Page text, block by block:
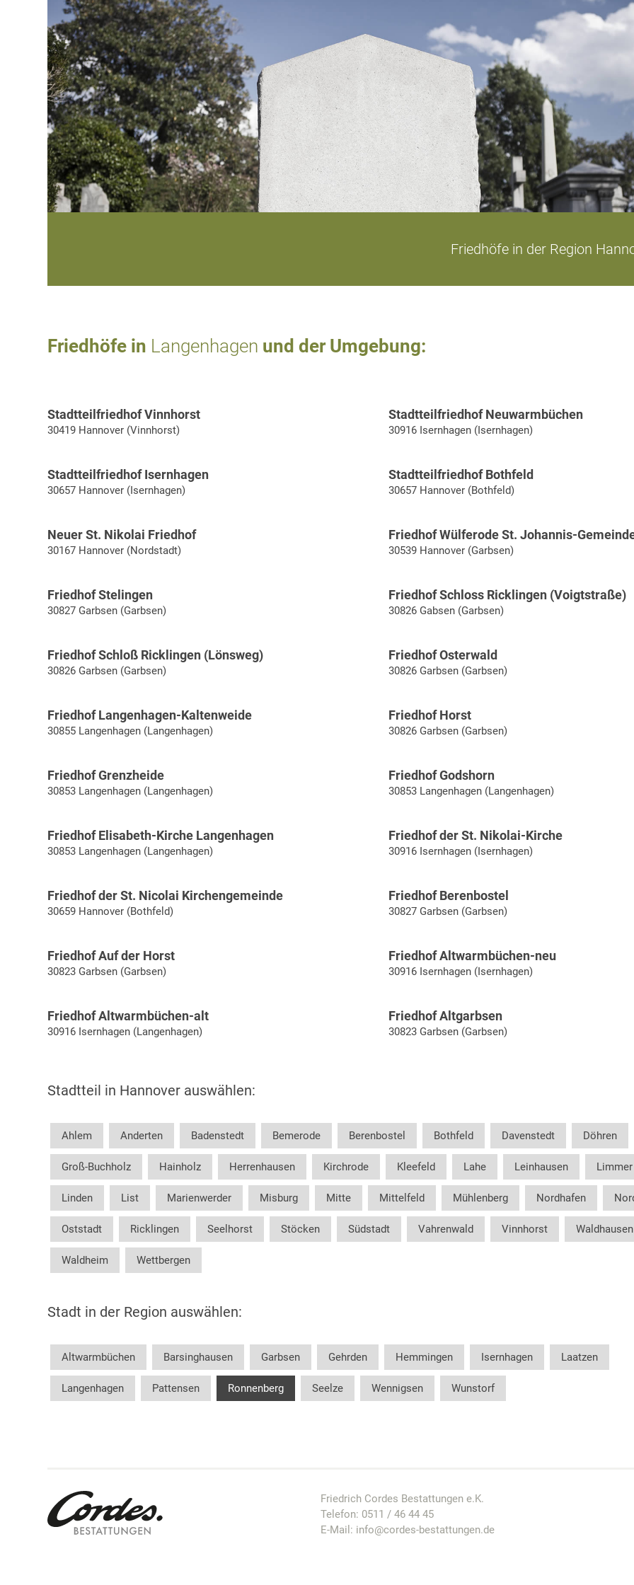
Friedhöfe in der Region
Friedhöfe in Langenhagen und der Umgebung:
Stadtteilfriedhof Vinnhorst
30419 Hannover (Vinnhorst)
Stadtteilfriedhof Neuwarmbüchen
30916 Isernhagen (Isernhagen)
Stadtteilfriedhof Isernhagen
30657 Hannover (Isernhagen)
Stadtteilfriedhof Bothfeld
30657 Hannover (Bothfeld)
Neuer St. Nikolai Friedhof
30167 Hannover (Nordstadt)
Friedhof Wülferode St. Johannis-
30539 Hannover (Garbsen)
Friedhof Stelingen
30827 Garbsen (Garbsen)
Friedhof Schloss Ricklingen (Voigtstraße)
30826 Gabsen (Garbsen)
Friedhof Schloß Ricklingen (Lönsweg)
30826 Garbsen (Garbsen)
Friedhof Osterwald
30826 Garbsen (Garbsen)
Friedhof Langenhagen-Kaltenweide
30855 Langenhagen (Langenhagen)
Friedhof Horst
30826 Garbsen (Garbsen)
Friedhof Grenzheide
30853 Langenhagen (Langenhagen)
Friedhof Godshorn
30853 Langenhagen (Langenhagen)
Friedhof Elisabeth-Kirche Langenhagen
30853 Langenhagen (Langenhagen)
Friedhof der St. Nikolai-Kirche
30916 Isernhagen (Isernhagen)
Friedhof der St. Nicolai Kirchengemeinde
30659 Hannover (Bothfeld)
Friedhof Berenbostel
30827 Garbsen (Garbsen)
Friedhof Auf der Horst
30823 Garbsen (Garbsen)
Friedhof Altwarmbüchen-neu
30916 Isernhagen (Isernhagen)
Friedhof Altwarmbüchen-alt
30916 Isernhagen (Langenhagen)
Friedhof Altgarbsen
30823 Garbsen (Garbsen)
Stadtteil in Hannover auswählen:
Ahlem Anderten Badenstedt Bemerode Berenbostel Bothfeld Davenstedt Döhren
Groß-Buchholz Hainholz Herrenhausen Kirchrode Kleefeld Lahe Leinhausen Limmer
Linden List Marienwerder Misburg Mitte Mittelfeld Mühlenberg Nordhafen
Oststadt Ricklingen Seelhorst Stöcken Südstadt Vahrenwald Vinnhorst Waldhausen
Waldheim Wettbergen
Stadt in der Region auswählen:
Altwarmbüchen Barsinghausen Garbsen Gehrden Hemmingen Isernhagen Laatzen
Langenhagen Pattensen Ronnenberg Seelze Wennigsen Wunstorf
Friedrich Cordes Bestattungen e.K.
Telefon: 0511 / 46 44 45
E-Mail: info@cordes-bestattungen.de